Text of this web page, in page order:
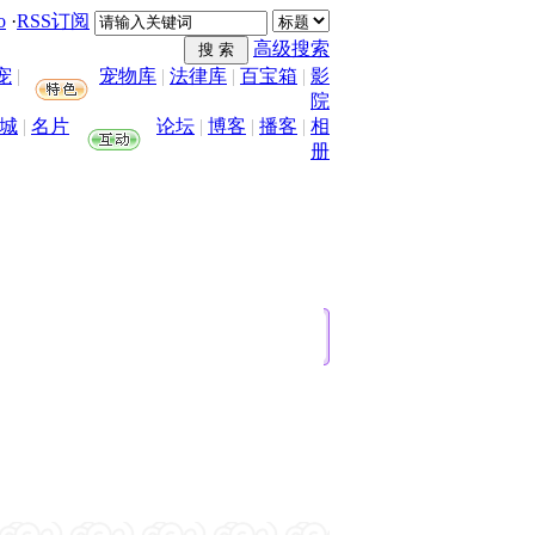
·RSS订阅
高级搜索
| 宠物库 | 法律库 | 百宝箱 | 影
院
| 名片 论坛 | 博客 | 播客 | 相
册